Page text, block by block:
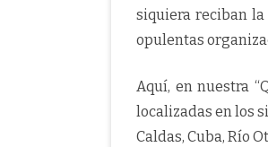
siquiera reciban la
opulentas
Aquí, en nuestra
localizadas en los
Caldas, Cuba, Río